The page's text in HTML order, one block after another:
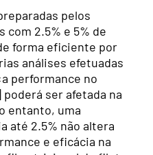
pelos
2.5% e 5% de
forma eficiente por
análises efetuadas
performance no
ser afetada na
entanto, uma
até 2.5% não altera
e eficácia na